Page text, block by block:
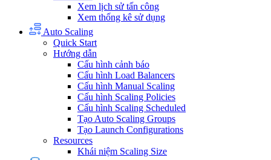
Xem lịch sử tấn công
Xem thống kê sử dụng
Auto Scaling
Quick Start
Hướng dẫn
Cấu hình cảnh báo
Cấu hình Load Balancers
Cấu hình Manual Scaling
Cấu hình Scaling Policies
Cấu hình Scaling Scheduled
Tạo Auto Scaling Groups
Tạo Launch Configurations
Resources
Khái niệm Scaling Size